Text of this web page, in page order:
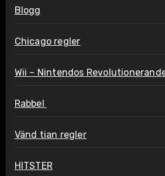
Blogg
Chicago regler
Wii – Nintendos
Rabbel
Vänd tian regler
HITSTER